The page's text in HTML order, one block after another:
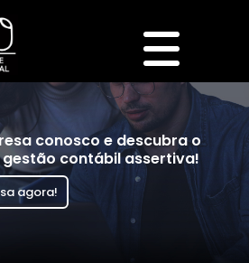
conosco e descubra o
contábil assertiva!
agora!